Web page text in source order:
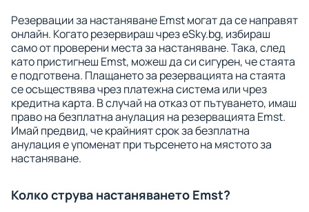
Резервации за настаняване Emst могат да се направят
онлайн. Когато резервираш чрез eSky.bg, избираш
само от проверени места за настаняване. Така, след
като пристигнеш Emst, можеш да си сигурен, че стаята
е подготвена. Плащането за резервацията на стаята
се осъществява чрез платежна система или чрез
кредитна карта. В случай на отказ от пътуването, имаш
право на безплатна анулация на резервацията Emst.
Имай предвид, че крайният срок за безплатна
анулация е упоменат при търсенето на мястото за
настаняване.
Колко струва настаняването Emst?